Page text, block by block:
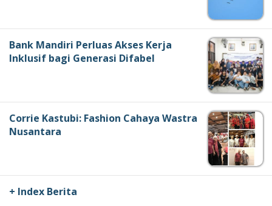
Bank Mandiri Perluas Akses Kerja
Inklusif bagi Generasi Difabel
Corrie Kastubi: Fashion Cahaya Wastra
Nusantara
+ Index Berita